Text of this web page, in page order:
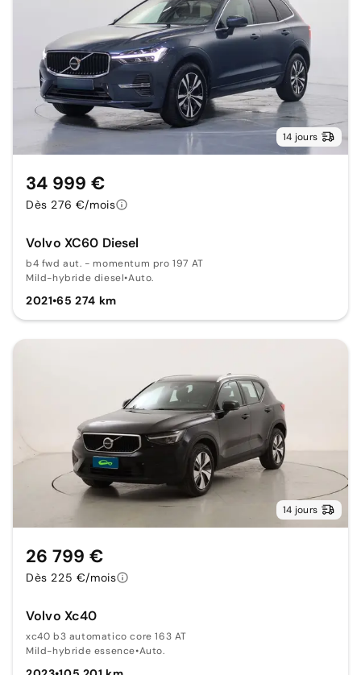
14 jours
Volvo XC60 Diesel
b4 fwd aut. - momentum pro 197 AT
Mild-hybride diesel•Auto.
2021•65 274 km
34 999 €
Dès 276 €/mois
14 jours
Volvo Xc40
xc40 b3 automatico core 163 AT
Mild-hybride essence•Auto.
26 799 €
Dès 225 €/mois